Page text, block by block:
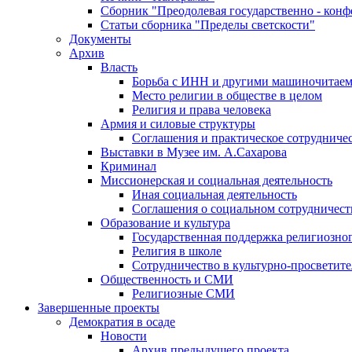
Сборник "Преодолевая государственно -
Статьи сборника "Пределы светскости"
Документы
Архив
Власть
Борьба с ИНН и другими
Место религии в обществе в целом
Религия и права человека
Армия и силовые структуры
Соглашения и практическое
Выставки в Музее им. А.Сахарова
Криминал
Миссионерская и социальная деятельность
Иная социальная деятельность
Соглашения о социальном
Образование и культура
Государственная поддержка
Религия в школе
Сотрудничество в культурно-
Общественность и СМИ
Религиозные СМИ
Завершенные проекты
Демократия в осаде
Новости